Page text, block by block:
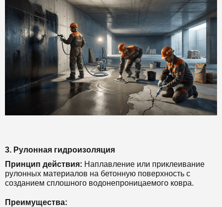
3. Рулонная гидроизоляция
Принцип действия: Наплавление или приклеивание
рулонных материалов на бетонную поверхность с
созданием сплошного водонепроницаемого ковра.
Преимущества: